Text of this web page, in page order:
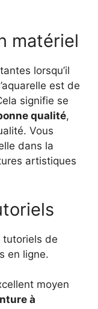
matériel
lorsqu’il
est de
signifie se
qualité,
Vous
dans la
artistiques
tutoriels de
en ligne.
moyen
à